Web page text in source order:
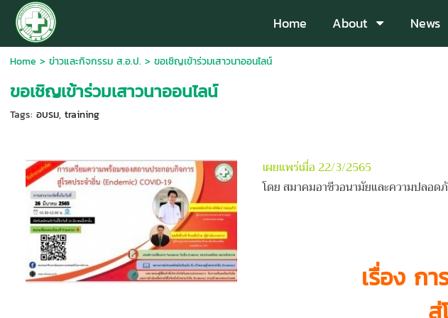
Home About News
Home > ข่าวและกิจกรรม ส.อ.ป. > ขอเชิญเข้าร่วมเสาวนาออนไลน์
ขอเชิญเข้าร่วมเสาวนาออนไลน์
Tags: อบรม, training
เผยแพร่เมื่อ 22/3/2565
โดย สมาคมอาชีวอนามัยและความปลอด
เรื่อง ก